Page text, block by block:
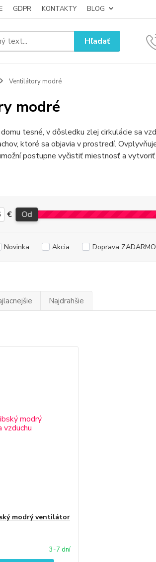
GDPR KONTAKTY BLOG
Hľadať
Ventilátory modré
modré
tesné, v dôsledku zlej cirkulácie sa
ktoré sa objavia v prostredí.
postupne vyčistiť miestnosť a
€ Od
Novinka Akcia Doprava ZADARMO
Najdrahšie
modrý ventilátor
3-7 dní